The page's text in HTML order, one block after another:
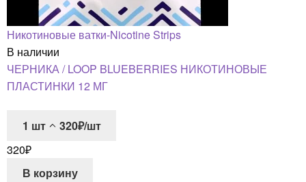
Никотиновые ватки-Nicotine Strips
В наличии
ЧЕРНИКА / LOOP BLUEBERRIES НИКОТИНОВЫЕ
ПЛАСТИНКИ 12 МГ
1 шт
320₽/шт
320₽
В корзину